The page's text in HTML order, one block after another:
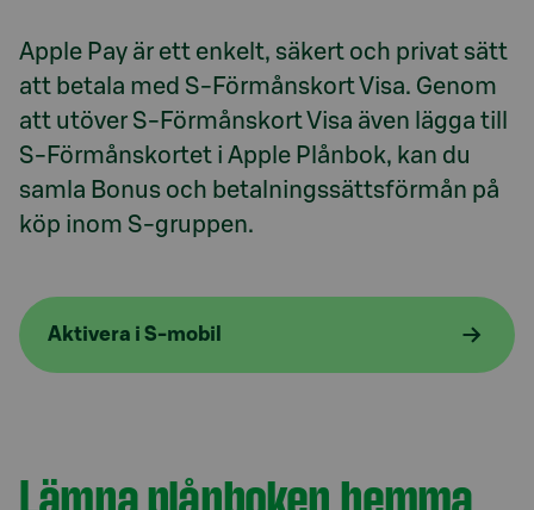
Apple Pay är ett enkelt, säkert och privat sätt
att betala med S-Förmånskort Visa. Genom
att utöver S-Förmånskort Visa även lägga till
S-Förmånskortet i Apple Plånbok, kan du
samla Bonus och betalningssättsförmån på
köp inom S-gruppen.
Aktivera i S-mobil
Lämna plånboken hemma